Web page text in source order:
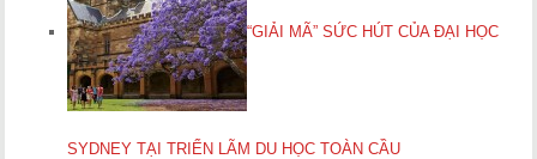
“GIẢI MÃ” SỨC HÚT CỦA ĐẠI HỌC
SYDNEY TẠI TRIỂN LÃM DU HỌC TOÀN CẦU